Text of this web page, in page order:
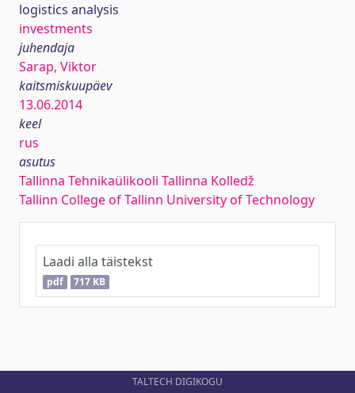
logistics analysis
investments
juhendaja
Sarap, Viktor
kaitsmiskuupäev
13.06.2014
keel
rus
asutus
Tallinna Tehnikaülikooli Tallinna Kolledž
Tallinn College of Tallinn University of Technology
Laadi alla täistekst
pdf 717 KB
TALTECH DIGIKOGU